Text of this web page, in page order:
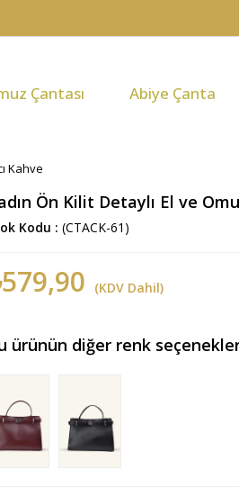
Çantası Abiye Çanta
Kahve
Ön Kilit Detaylı El ve
Kodu (CTACK-61)
(KDV Dahil)
ürünün diğer renk